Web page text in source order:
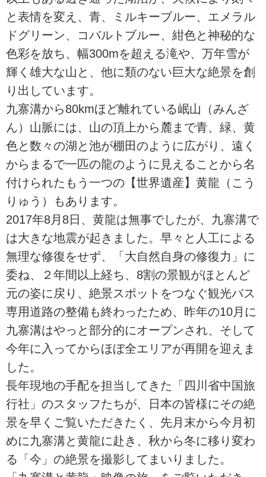
と表情を変え、青、ミルキーブルー、エメラル
ドグリーン、コバルトブルー、紺色と神秘的な
色彩を放ち、幅300mを超える滝や、万年雪が
輝く雄大な山と、他に類のない巨大な絶景を創
り出しています。
九寨溝から80kmほど離れている岷山（みんざ
ん）山脈には、山の頂上から麓まで青、緑、黄
色と数々の湖と池が棚田のように広がり、遠く
からまるで一匹の龍のように見えることから名
付けられたもう一つの【世界遺産】黄龍（こう
りゅう）もあります。
2017年8月8日、黄龍は無事でしたが、九寨溝で
は大きな地震が起きました。早々と人工による
無理な修復をせず、「大自然自身の修復力」に
委ね、２年間以上経ち、8割の景観がほとんど
元の姿に戻り、絶景スポットをつなぐ観光バス
専用道路の整備も終わったため、昨年の10月に
九寨溝はやっと部分的にオープンされ、そして
今年に入ってからほぼ全エリアが再開を迎えま
した。
長年現地の手配を担当してきた「四川省中国旅
行社」のスタッフたちが、日本の皆様にその絶
景を早くご覧いただきたく、先月末から今月初
めに九寨溝と黄龍に赴き、秋から冬に移り変わ
る「今」の絶景を撮影してまいりました。